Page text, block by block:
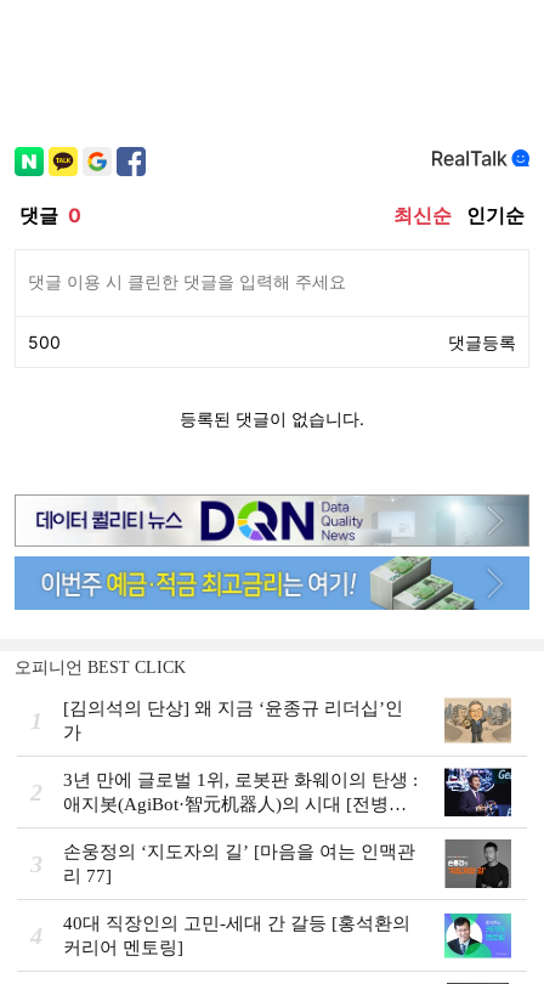
오피니언 BEST CLICK
1
[김의석의 단상] 왜 지금 ‘윤종규 리더십’인
가
2
3년 만에 글로벌 1위, 로봇판 화웨이의 탄생 :
애지봇(AgiBot·智元机器人)의 시대 [전병서
의 中 첨단기업 리포트⑬]
3
손웅정의 ‘지도자의 길’ [마음을 여는 인맥관
리 77]
4
40대 직장인의 고민-세대 간 갈등 [홍석환의
커리어 멘토링]